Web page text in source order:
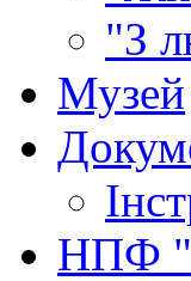
"З
Музей
НПФ